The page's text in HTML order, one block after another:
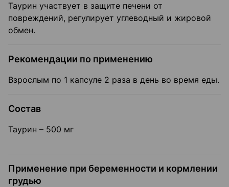
Таурин участвует в защите печени от
повреждений, регулирует углеводный и жировой
обмен.
Рекомендации по применению
Взрослым по 1 капсуле 2 раза в день во время еды.
Состав
Таурин – 500 мг
Применение при беременности и кормлении
грудью